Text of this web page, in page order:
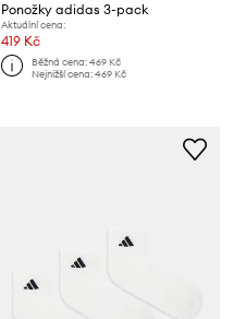
Ponožky adidas 3-pack
Aktuální cena:
419 Kč
Běžná cena:469 Kč
Nejnižší cena:469 Kč